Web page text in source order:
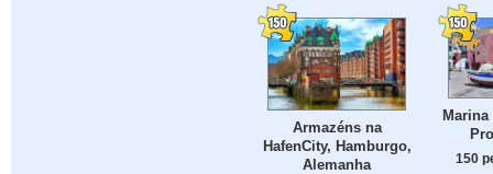
Armazéns na
HafenCity, Hamburgo,
Alemanha
150